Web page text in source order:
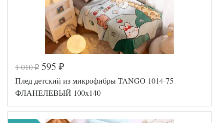
Код товара
Артикул
TT117737
Размер пледа/
100х140
Ткань
Микрофибра
Tango
1 010₽ 595 ₽
Плед детский из микрофибры TANGO 1014-75
ФЛАНЕЛЕВЫЙ 100х140